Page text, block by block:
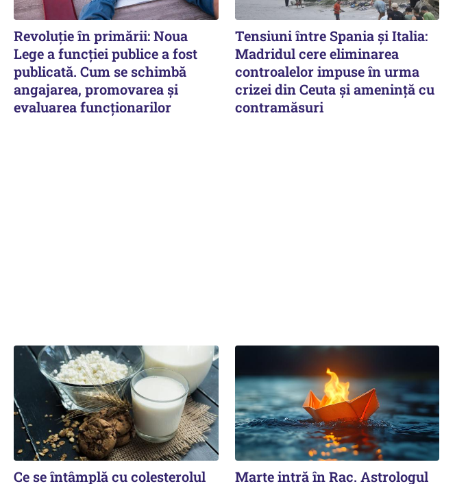
Revoluție în primării: Noua
Lege a funcției publice a fost
publicată. Cum se schimbă
angajarea, promovarea și
evaluarea funcționarilor
Tensiuni între Spania și Italia:
Madridul cere eliminarea
controalelor impuse în urma
crizei din Ceuta și amenință cu
contramăsuri
Ce se întâmplă cu colesterolul Marte intră în Rac. Astrologul